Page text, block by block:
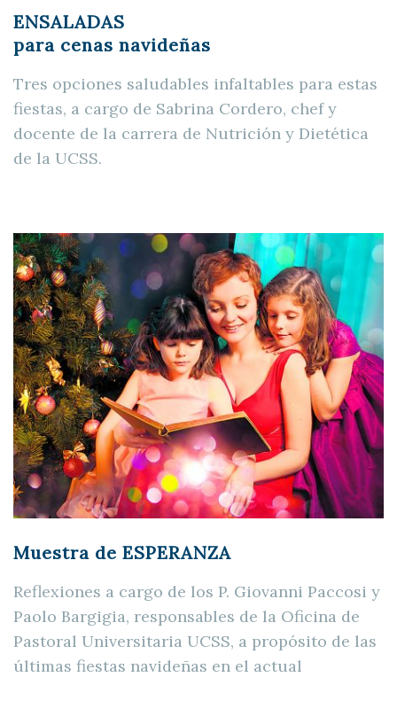
ENSALADAS
para cenas navideñas
Tres opciones saludables infaltables para estas
fiestas, a cargo de Sabrina Cordero, chef y
docente de la carrera de Nutrición y Dietética
de la UCSS.
Muestra de ESPERANZA
Reflexiones a cargo de los P. Giovanni Paccosi y
Paolo Bargigia, responsables de la Oficina de
Pastoral Universitaria UCSS, a propósito de las
últimas fiestas navideñas en el actual